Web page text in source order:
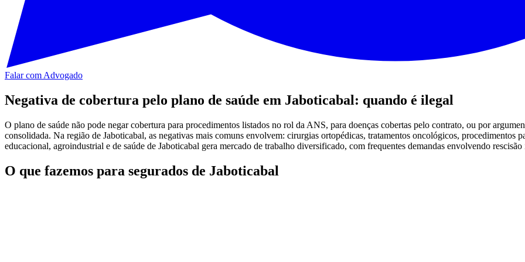
Falar com Advogado
Negativa de cobertura pelo plano de saúde em Jaboticabal: quando é ilegal
O plano de saúde não pode negar cobertura para procedimentos listados no rol da ANS, para doenças cobertas pelo contrato, ou por
consolidada. Na região de Jaboticabal, as negativas mais comuns envolvem: cirurgias ortopédicas, tratamentos oncológicos, procedimentos
educacional, agroindustrial e de saúde de Jaboticabal gera mercado de trabalho diversificado, com frequentes demandas envolvendo
O que fazemos para segurados de Jaboticabal